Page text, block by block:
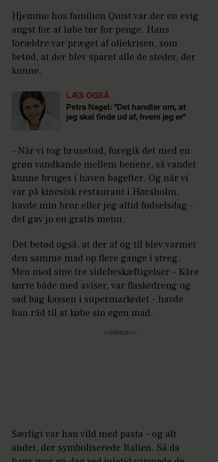
Hjemme hos familien Quist var der en evig
angst for at løbe tør for penge. Hans
forældre var præget af oliekrisen, som
betød, at der blev sparet alle de steder, der
kunne.
LÆS OGSÅ
Petra Nagel: "Det handler om, at
jeg skal finde ud af, hvem jeg er"
– Når vi tog brusebad, foregik det med en
grøn vandkande mellem benene, så vandet
kunne bruges i haven bagefter. Og når vi
var på kinesisk restaurant i Hørsholm,
havde min bror eller jeg altid fødselsdag –
det gav jo en gratis menu.
Det betød også, at der af og til blev varmet
den samme mad op flere gange i streg.
Men med sine tre sidebeskæftigelser – Kåre
kørte både med aviser, var flaskedreng og
sad bag kassen i supermarkedet – havde
han råd til at købe sin egen mad.
Annonce
Særligt var han vild med pasta – og alt
andet, der symboliserede Italien. Så da